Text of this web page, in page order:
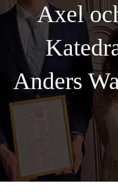
Axel
Anders